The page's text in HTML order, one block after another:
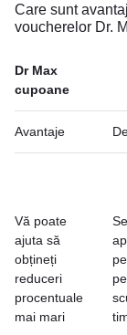
Care sunt
voucherelor Dr.
Dr Max
cupoane
Avantaje
Vă poate
ajuta să
obțineți
reduceri
procentuale
mai mari